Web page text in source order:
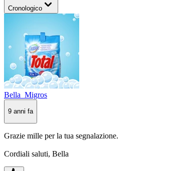
Cronologico
Bella_Migros
9 anni fa
Grazie mille per la tua segnalazione.
Cordiali saluti, Bella